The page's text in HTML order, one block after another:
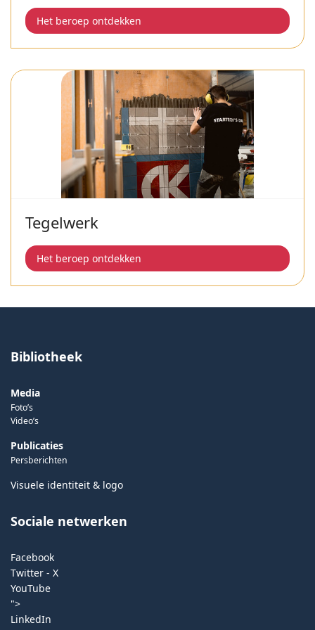
Het beroep ontdekken
Tegelwerk
Het beroep ontdekken
Bibliotheek
Media
Foto’s
Video’s
Publicaties
Persberichten
Visuele identiteit & logo
Sociale netwerken
Facebook
Twitter - X
YouTube
">
LinkedIn